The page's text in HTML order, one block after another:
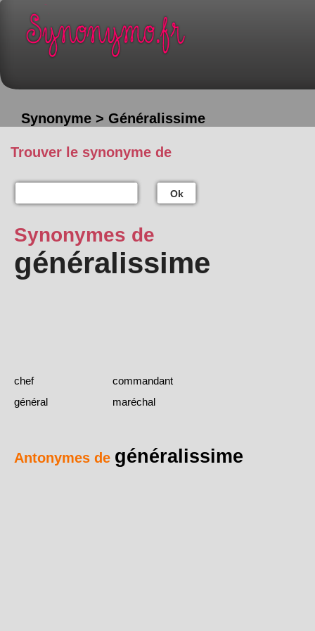
Synonyme > Généralissime
Trouver le synonyme de
Ok
Synonymes de
généralissime
chef
commandant
général
maréchal
Antonymes de généralissime